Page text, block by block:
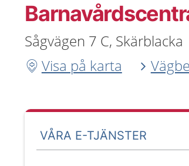
Sågvägen 7 C, Skärblacka
Visa på karta
VÅRA E-TJÄNSTER